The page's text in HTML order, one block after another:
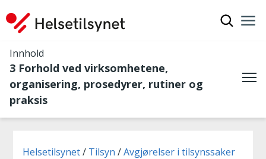
Innhold
3 Forhold ved virksomhetene,
organisering, prosedyrer, rutiner og
praksis
Du er her:
Helsetilsynet Tilsyn
Avgjørelser i tilsynssaker